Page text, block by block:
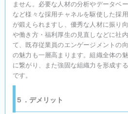
ません。必要な人材の分析やデータベ
など様々な採用チャネルを駆使した採
が鍛えられますし、優秀な人材に振り
や働き方・福利厚生の見直しなどに社
て、既存従業員のエンゲージメントの
の魅力も一層高まります。組織全体の
に繋がり、また強固な組織力を形成す
です。
５．デメリット